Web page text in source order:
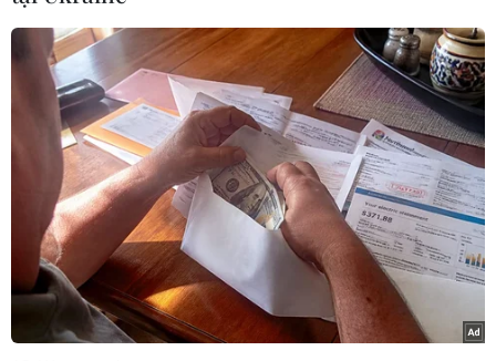
Từ năm 2015, ngày 21/6 được chọn là Ngày quốc
tế Yoga nhằm tôn vinh lợi ích của Yoga đối với
sức khỏe của con người. Các sự kiện, hoạt động
của Ngày quốc tế Yoga đã góp phần thúc đẩy
việc tập luyện Yoga vì sức khỏe và hạnh phúc
trên toàn thế giới, được tất cả các nền văn hóa